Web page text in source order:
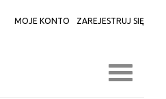
MOJE KONTO ZAREJESTRUJ SIĘ